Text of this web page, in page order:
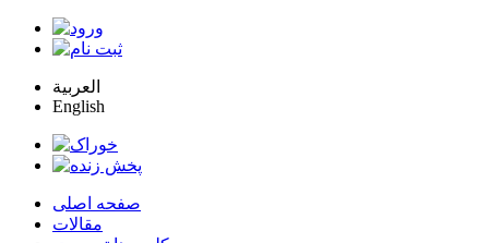
العربية
English
صفحه اصلی
مقالات